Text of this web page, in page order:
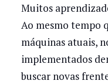
Muitos
Ao mesmo tempo
máquinas atuais,
implementados
buscar novas